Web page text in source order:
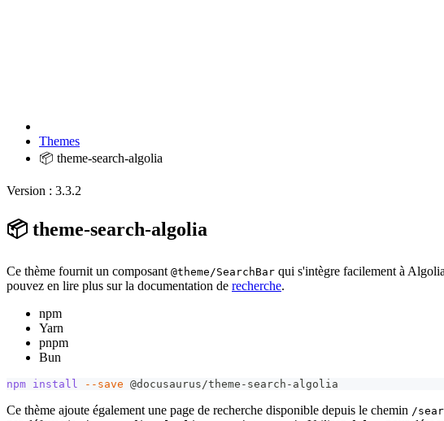
Themes
📦 theme-search-algolia
Version : 3.3.2
📦 theme-search-algolia
Ce thème fournit un composant @theme/SearchBar qui s'intègre facilement à
pouvez en lire plus sur la documentation de recherche.
npm
Yarn
pnpm
Bun
npm install --save @docusaurus/theme-search-algolia
Ce thème ajoute également une page de recherche disponible depuis le chemin /